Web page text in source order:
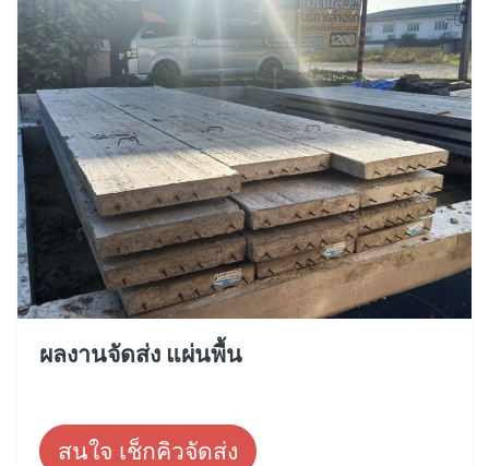
ผลงานจัดส่ง แผ่นพื้น
สนใจ เช็กคิวจัดส่ง